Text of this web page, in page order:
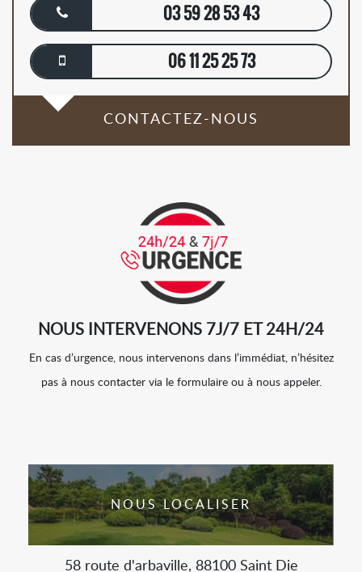
03 59 28 53 43
06 11 25 25 73
CONTACTEZ-NOUS
NOUS INTERVENONS 7J/7 ET 24H/24
En cas d’urgence, nous intervenons dans l’immédiat, n’hésitez
pas à nous contacter via le formulaire ou à nous appeler.
NOUS LOCALISER
58 route d'arbaville, 88100 Saint Die